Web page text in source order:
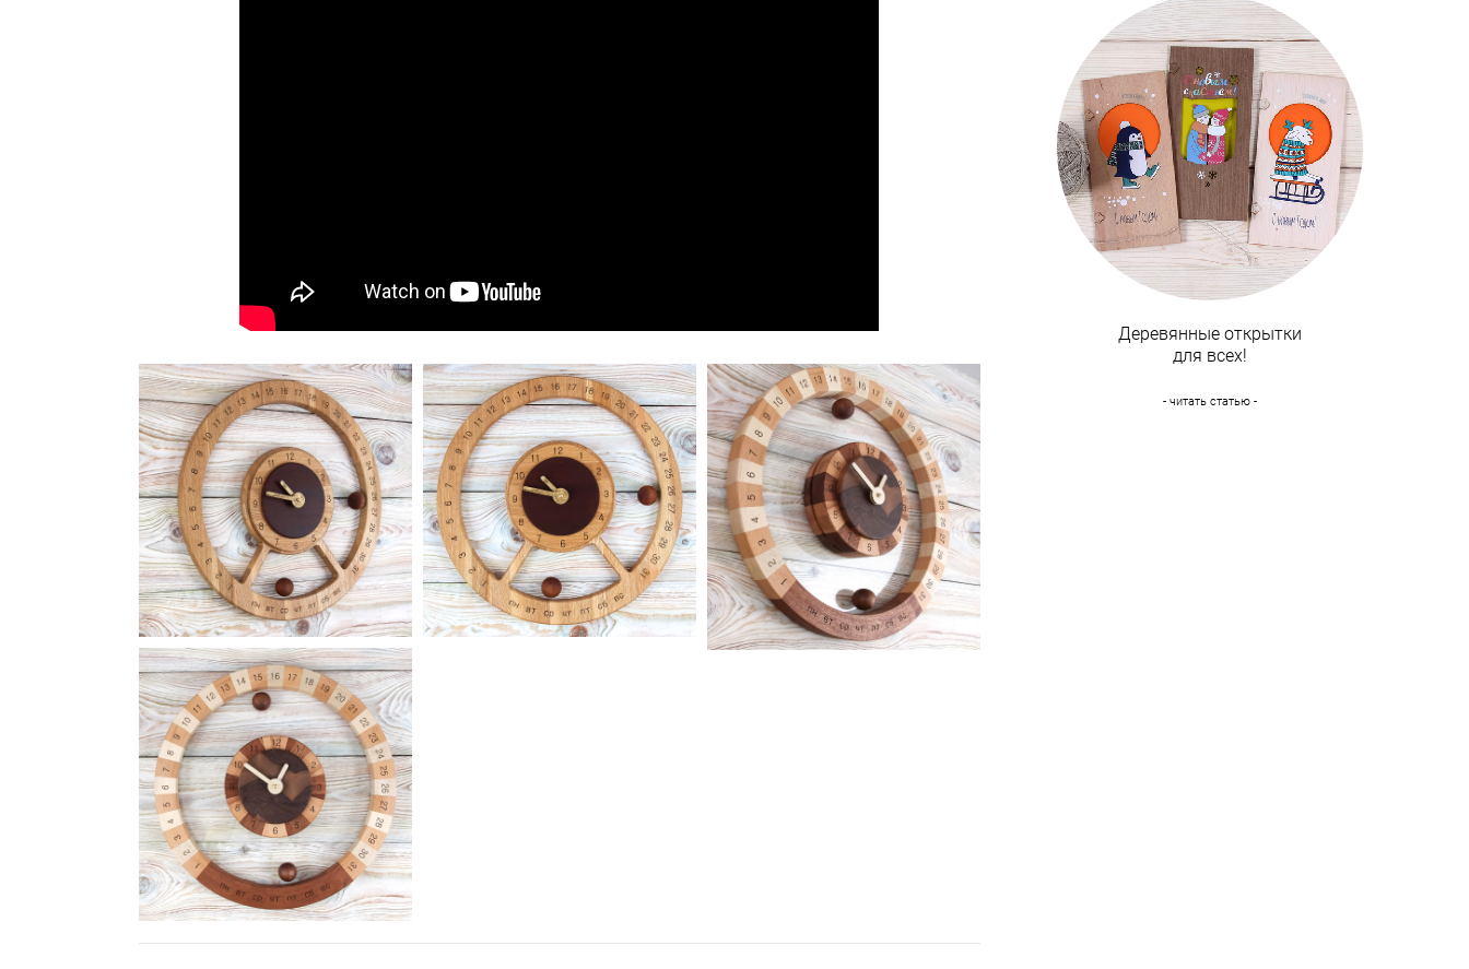
Деревянные открытки
для всех!
- читать статью -